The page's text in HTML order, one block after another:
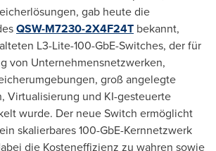
gab heute die
QSW-M7230-2X4F24T bekannt,
L3-Lite-100-GbE-Switches, der für
von Unternehmensnetzwerken,
groß angelegte
Virtualisierung und KI-gesteuerte
wurde. Der neue Switch ermöglicht
skalierbares 100-GbE-Kernnetzwerk
die Kosteneffizienz zu wahren sowie